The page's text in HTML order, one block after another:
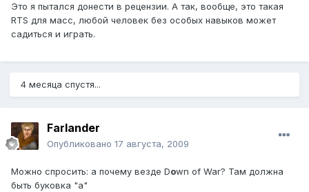
Это я пытался донести в рецензии. А так, вообще, это такая
RTS для масс, любой человек без особых навыков может
садиться и играть.
4 месяца спустя...
Farlander
Опубликовано 17 августа, 2009
Можно спросить: а почему везде Down of War? Там должна
быть буковка "а"